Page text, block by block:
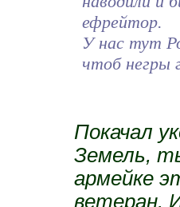
ефрейтор.
У нас тут
чтоб негры
Покачал
Земель,
армейке
ветеран.